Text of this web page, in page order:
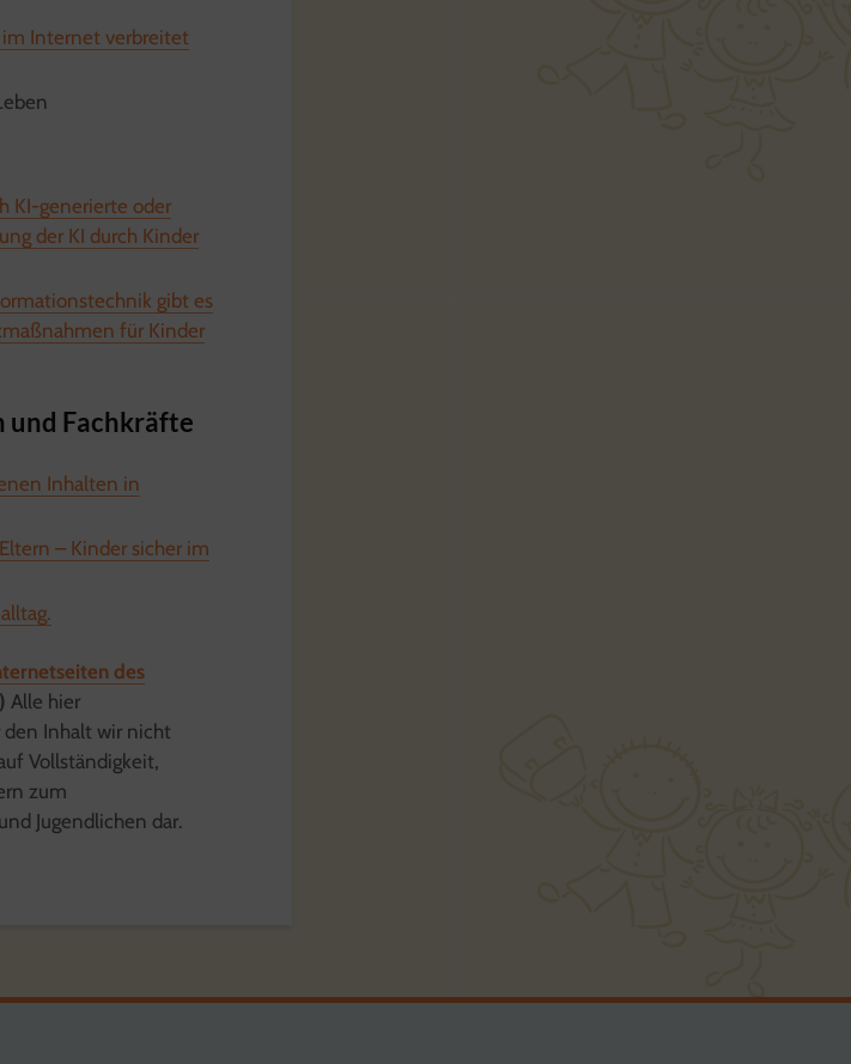
im Internet verbreitet
KI-generierte oder
der KI durch Kinder
gibt es
für Kinder
Fachkräfte
Inhalten in
– Kinder sicher im
des
Alle hier
Inhalt wir nicht
Vollständigkeit,
zum
Jugendlichen dar.